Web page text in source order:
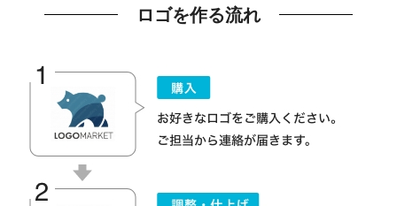
ロゴを作る流れ